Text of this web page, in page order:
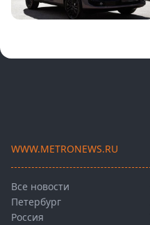
WWW.METRONEWS.RU
Все новости
Петербург
Россия